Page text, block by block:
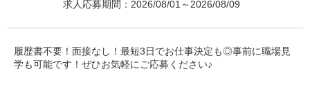
求人応募期間：2026/08/01～2026/08/09
履歴書不要！面接なし！最短3日でお仕事決定も◎事前に職場見
学も可能です！ぜひお気軽にご応募ください♪